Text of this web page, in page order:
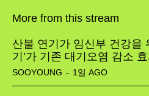
More from this stream
산불 연기가 임신부 건강을
기’가 기존 대기오염 감소
SOOYOUNG - 1일 AGO